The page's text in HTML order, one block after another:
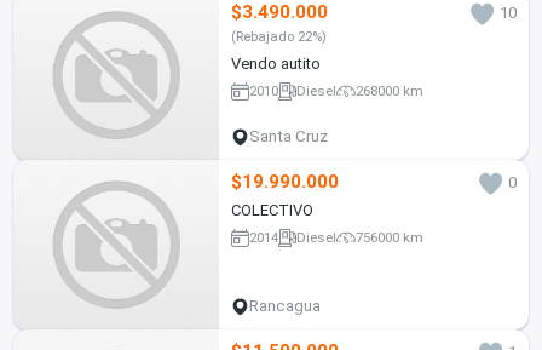
$3.490.000 10
(Rebajado 22%)
Vendo autito
2010 Diesel 268000 km
Santa Cruz
$19.990.000
0
COLECTIVO
2014 Diesel 756000 km
Rancagua